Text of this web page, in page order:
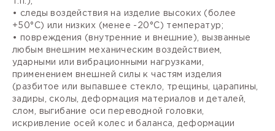
• следы воздействия на изделие высоких (более
+50°С) или низких (менее -20°С) температур;
• повреждения (внутренние и внешние), вызванные
любым внешним механическим воздействием,
ударными или вибрационными нагрузками,
применением внешней силы к частям изделия
(разбитое или выпавшее стекло, трещины, царапины,
задиры, сколы, деформация материалов и деталей,
слом, выгибание оси переводной головки,
искривление осей колес и баланса, деформации